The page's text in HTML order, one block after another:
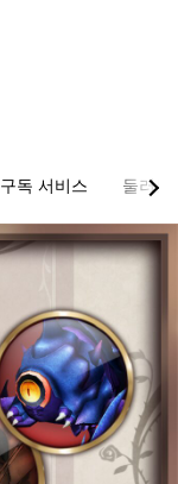
구독 서비스 둘러보